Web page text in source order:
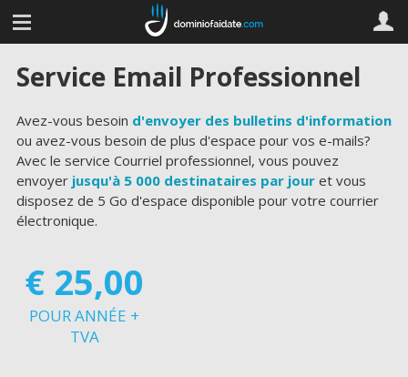
Service Email Professionnel
Avez-vous besoin d'envoyer des bulletins d'information
ou avez-vous besoin de plus d'espace pour vos e-mails?
Avec le service Courriel professionnel, vous pouvez
envoyer jusqu'à 5 000 destinataires par jouret vous
disposez de 5 Go d'espace disponible pour votre courrier
électronique.
€ 25,00
POUR ANNÉE +
TVA